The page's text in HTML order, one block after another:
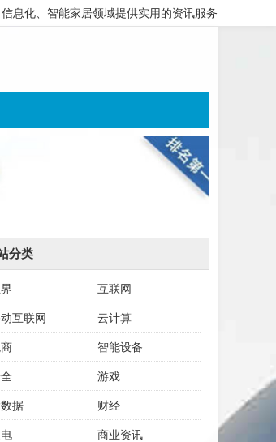
息化、智能家居领域提供实用的资讯服务
分类
互联网
互联网 云计算
智能设备
游戏
据 财经
商业资讯